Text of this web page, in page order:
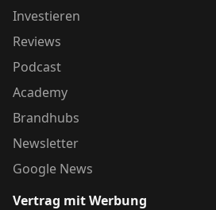
Investieren
Reviews
Podcast
Academy
Brandhubs
Newsletter
Google News
Vertrag mit Werbung